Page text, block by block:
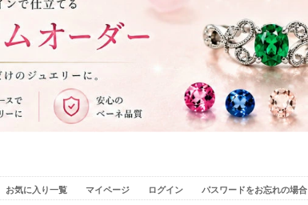
お気に入り一覧 マイページ ログイン パスワードをお忘れの場合